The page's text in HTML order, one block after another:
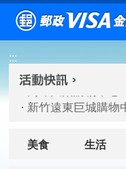
跳到主要內容區塊
:::
高雄大樂購物中心
臺北三創生活 有
高雄大樂購物中心
新竹遠東巨城購物
美食 生活